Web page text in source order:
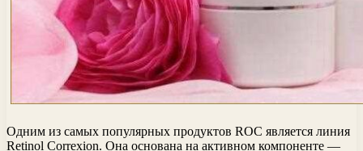
Одним из самых популярных продуктов ROC является линия
Retinol Correxion. Она основана на активном компоненте —